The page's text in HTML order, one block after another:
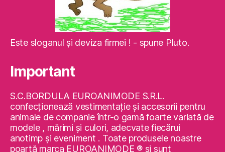
Este sloganul şi deviza firmei ! - spune Pluto.
Important
S.C.BORDULA EUROANIMODE S.R.L.
confecţionează vestimentaţie şi accesorii pentru
animale de companie într-o gamă foarte variată de
modele , mărimi şi culori, adecvate fiecărui
anotimp şi eveniment . Toate produsele noastre
poartă marca EUROANIMODE ® şi sunt